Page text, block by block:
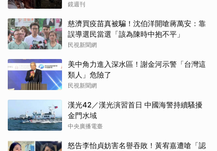
鏡週刊
慈濟買疫苗真被騙！沈伯洋開嗆蔣萬安：靠
誤導選民當選「該為陳時中抱不平」
民視新聞網
美中角力進入深水區！謝金河示警「台灣這
類人」危險了
民視新聞網
漢光42／漢光演習首日 中國海警持續騷擾
金門水域
中央廣播電臺
怒告李怡貞妨害名譽吞敗！黃宥嘉遭嗆「認